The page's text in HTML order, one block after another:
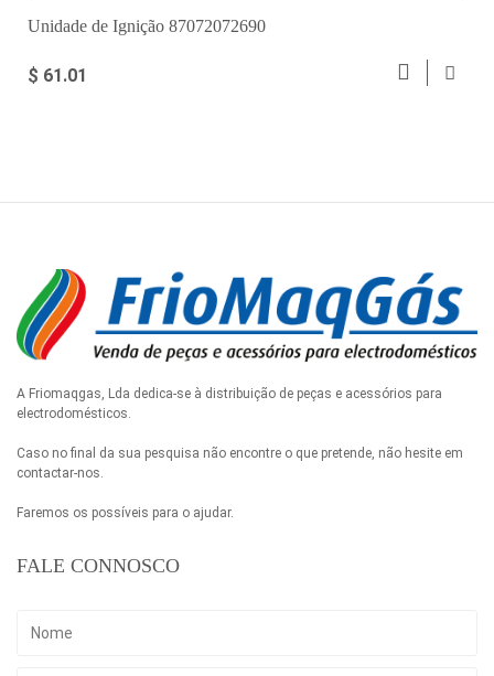
Unidade de Ignição 87072072690
$ 61.01
A Friomaqgas, Lda dedica-se à distribuição de peças e acessórios para
electrodomésticos.
Caso no final da sua pesquisa não encontre o que pretende, não hesite em
contactar-nos.
Faremos os possíveis para o ajudar.
FALE CONNOSCO